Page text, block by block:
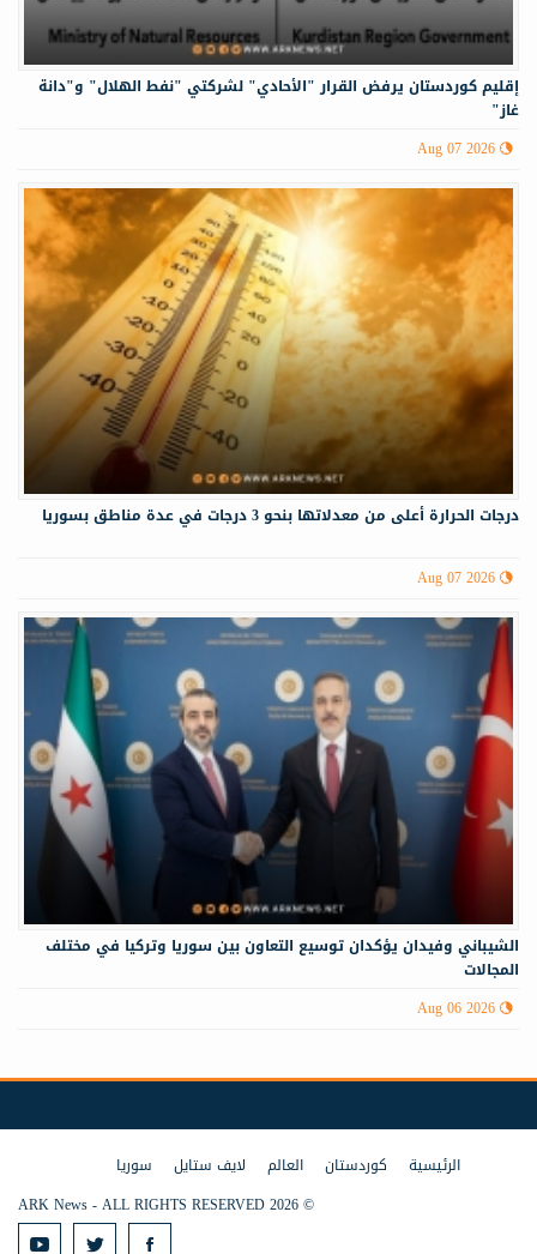
إقليم كوردستان يرفض القرار "الأحادي" لشركتي "نفط الهلال" و"دانة
غاز"
Aug 07 2026
درجات الحرارة أعلى من معدلاتها بنحو 3 درجات في عدة مناطق بسوريا
Aug 07 2026
الشيباني وفيدان يؤكدان توسيع التعاون بين سوريا وتركيا في مختلف
المجالات
Aug 06 2026
الرئيسية كوردستان العالم لايف ستايل
سوريا
© 2026 ARK News - ALL RIGHTS RESERVED